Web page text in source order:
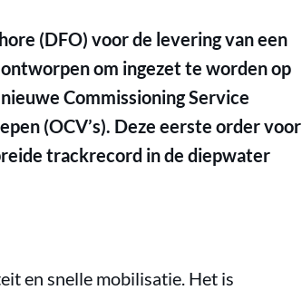
(DFO) voor de levering van een
om ingezet te worden op
Commissioning Service
(OCV’s). Deze eerste order voor
trackrecord in de diepwater
en snelle mobilisatie. Het is